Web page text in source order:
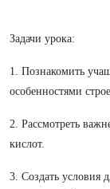
Задачи урока:
1. Познакомить
особенностями
2. Рассмотреть
кислот.
3. Создать условия